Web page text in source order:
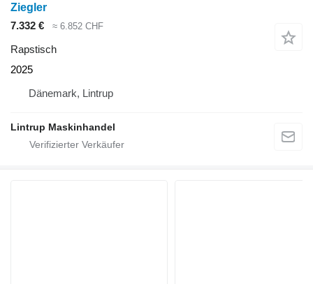
Ziegler
7.332 €
≈ 6.852 CHF
Rapstisch
2025
Dänemark, Lintrup
Lintrup Maskinhandel